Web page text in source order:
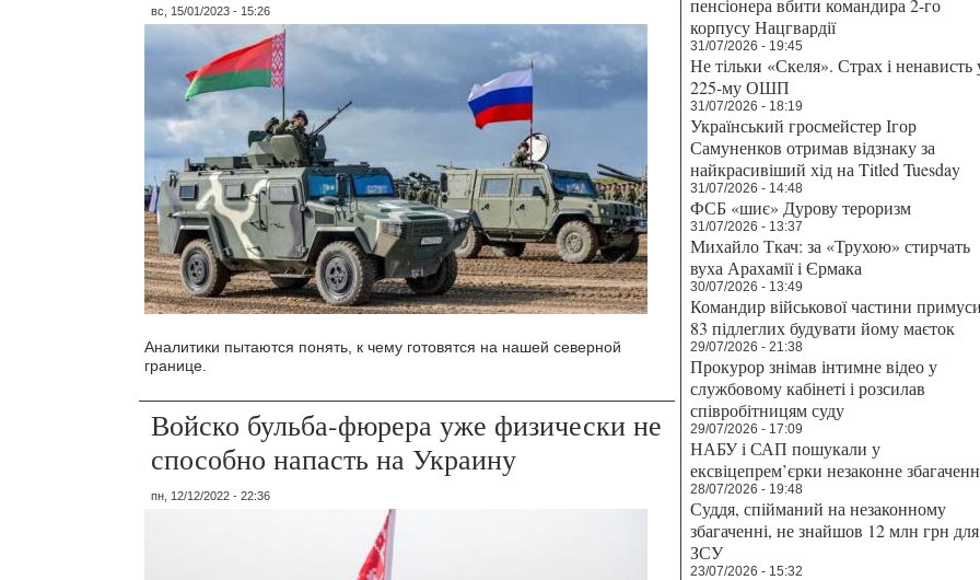
вс, 15/01/2023 - 15:26
Аналитики пытаются понять, к чему готовятся на нашей северной
границе.
Войско бульба-фюрера уже физически не
способно напасть на Украину
пн, 12/12/2022 - 22:36
пенсіонера вбити командира 2-го
корпусу Нацгвардії
31/07/2026 - 19:45
Не тільки «Скеля». Страх і ненависть
225-му ОШП
31/07/2026 - 18:19
Український гросмейстер Ігор
Самуненков отримав відзнаку за
найкрасивіший хід на Titled Tuesday
31/07/2026 - 14:48
ФСБ «шиє» Дурову тероризм
31/07/2026 - 13:37
Михайло Ткач: за «Трухою» стирчать
вуха Арахамії і Єрмака
30/07/2026 - 13:49
Командир військової частини
83 підлеглих будувати йому маєток
29/07/2026 - 21:38
Прокурор знімав інтимне відео у
службовому кабінеті і розсилав
співробітницям суду
29/07/2026 - 17:09
НАБУ і САП пошукали у
ексвіцепрем’єрки незаконне
28/07/2026 - 19:48
Суддя, спійманий на незаконному
збагаченні, не знайшов 12 млн грн для
ЗСУ
23/07/2026 - 15:32